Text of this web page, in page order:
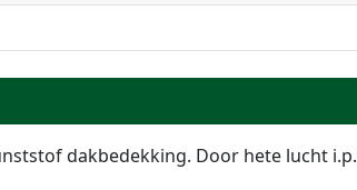
dakbedekking. Door hete lucht